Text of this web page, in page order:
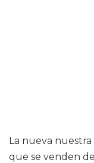
La nueva
que se venden